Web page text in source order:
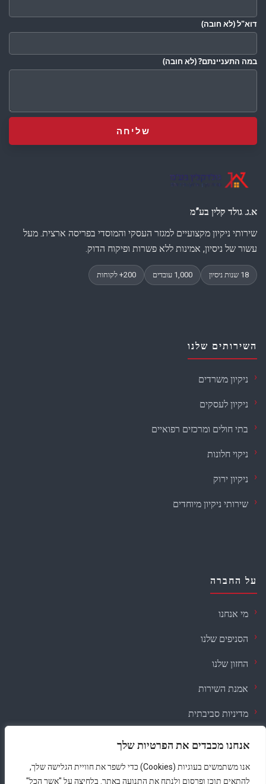
אנחנו מכבדים את הפרטיות שלך
אנו משתמשים בעוגיות (Cookies) כדי לשפר את חוויית הגלישה שלך,
להתאים תוכן ופרסום ולנתח את התנועה באתר. בלחיצה על "אשר הכל"
א.ג. גולד קלין בע”מ
שירותי ניקיון מקצועיים למגזר העסקי והמוסדי בפריסה ארצית. מעל
עשור של ניסיון, אמינות ללא פשרות ופיקוח הדוק.
השירותים שלנו
ניקיון משרדים
ניקיון לעסקים
בתי חולים ומרכזים רפואיים
ניקוי חלונות
ניקיון ירוק
שירותי ניקיון מיוחדים
על החברה
מי אנחנו
הסניפים שלנו
החזון שלנו
אמנת השירות
מדיניות סביבתית
תקנון · נגישות · פרטיות
דוא"ל(לא חובה)
במה התעניינתם?(לא חובה)